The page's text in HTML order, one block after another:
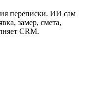
переписки. ИИ сам
замер, смета,
CRM.